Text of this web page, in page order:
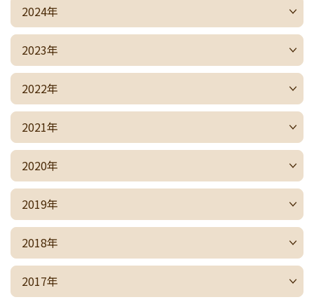
2024年
2023年
2022年
2021年
2020年
2019年
2018年
2017年